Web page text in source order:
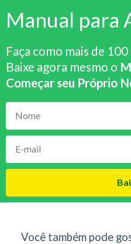
Manual para
Faça como mais de
Baixe agora mesmo o
Começar seu Próprio
Você também pode